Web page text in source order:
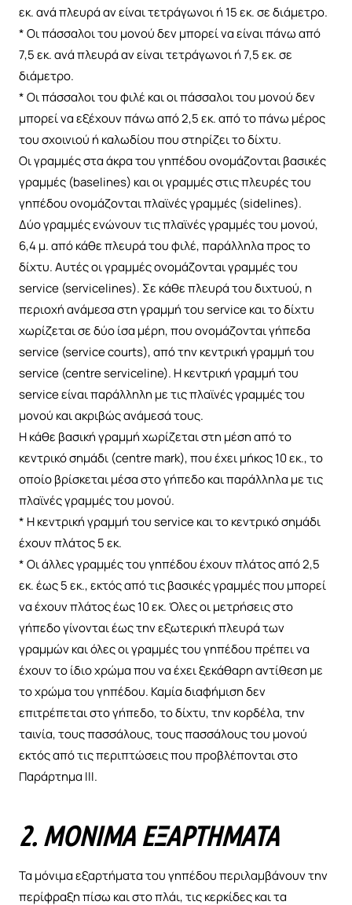
εκ. ανά πλευρά αν είναι τετράγωνοι ή 15 εκ. σε διάμετρο.
* Οι πάσσαλοι του μονού δεν μπορεί να είναι πάνω από
7,5 εκ. ανά πλευρά αν είναι τετράγωνοι ή 7,5 εκ. σε
διάμετρο.
* Οι πάσσαλοι του φιλέ και οι πάσσαλοι του μονού δεν
μπορεί να εξέχουν πάνω από 2,5 εκ. από το πάνω μέρος
του σχοινιού ή καλωδίου που στηρίζει το δίχτυ.
Οι γραμμές στα άκρα του γηπέδου ονομάζονται βασικές
γραμμές (baselines) και οι γραμμές στις πλευρές του
γηπέδου ονομάζονται πλαϊνές γραμμές (sidelines).
Δύο γραμμές ενώνουν τις πλαϊνές γραμμές του μονού,
6,4 μ. από κάθε πλευρά του φιλέ, παράλληλα προς το
δίχτυ. Αυτές οι γραμμές ονομάζονται γραμμές του
service (servicelines). Σε κάθε πλευρά του διχτυού, η
περιοχή ανάμεσα στη γραμμή του service και το δίχτυ
χωρίζεται σε δύο ίσα μέρη, που ονομάζονται γήπεδα
service (service courts), από την κεντρική γραμμή του
service (centre serviceline). H κεντρική γραμμή του
service είναι παράλληλη με τις πλαϊνές γραμμές του
μονού και ακριβώς ανάμεσά τους.
Η κάθε βασική γραμμή χωρίζεται στη μέση από το
κεντρικό σημάδι (centre mark), που έχει μήκος 10 εκ., το
οποίο βρίσκεται μέσα στο γήπεδο και παράλληλα με τις
πλαϊνές γραμμές του μονού.
* Η κεντρική γραμμή του service και το κεντρικό σημάδι
έχουν πλάτος 5 εκ.
* Οι άλλες γραμμές του γηπέδου έχουν πλάτος από 2,5
εκ. έως 5 εκ., εκτός από τις βασικές γραμμές που μπορεί
να έχουν πλάτος έως 10 εκ. Όλες οι μετρήσεις στο
γήπεδο γίνονται έως την εξωτερική πλευρά των
γραμμών και όλες οι γραμμές του γηπέδου πρέπει να
έχουν το ίδιο χρώμα που να έχει ξεκάθαρη αντίθεση με
το χρώμα του γηπέδου. Καμία διαφήμιση δεν
επιτρέπεται στο γήπεδο, το δίχτυ, την κορδέλα, την
ταινία, τους πασσάλους, τους πασσάλους του μονού
εκτός από τις περιπτώσεις που προβλέπονται στο
Παράρτημα ΙΙΙ.
2. ΜΌΝΙΜΑ ΕΞΑΡΤΉΜΑΤΑ
Τα μόνιμα εξαρτήματα του γηπέδου περιλαμβάνουν την
περίφραξη πίσω και στο πλάι, τις κερκίδες και τα